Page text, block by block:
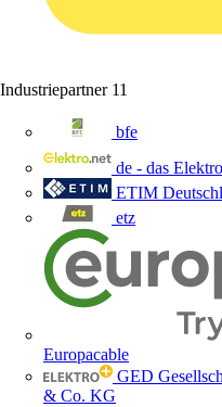
Industriepartner 11
bfe
de - das
ETIM
etz
Europacable
GED
& Co. KG